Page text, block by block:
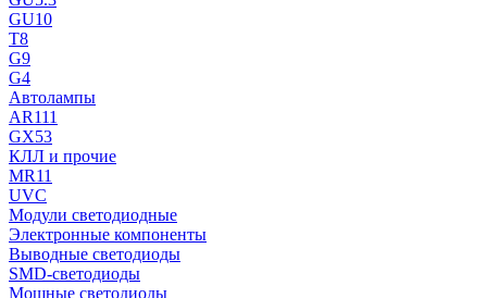
GU10
T8
G9
G4
Автолампы
AR111
GX53
КЛЛ и прочие
MR11
UVC
Модули светодиодные
Электронные компоненты
Выводные светодиоды
SMD-светодиоды
Мощные светодиоды